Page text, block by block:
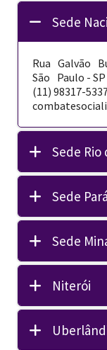
Sede
Rua Galvão
São Paulo -
(11) 98317-
Sede Rio
Sede Pará
Sede
Niterói